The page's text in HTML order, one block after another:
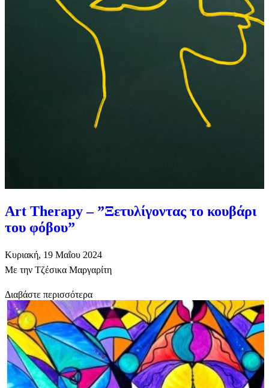
Art Therapy – ”Ξετυλίγοντας το κουβάρι
του φόβου”
Κυριακή, 19 Μαΐου 2024
Με την Τζέσικα Μαργαρίτη
Διαβάστε περισσότερα